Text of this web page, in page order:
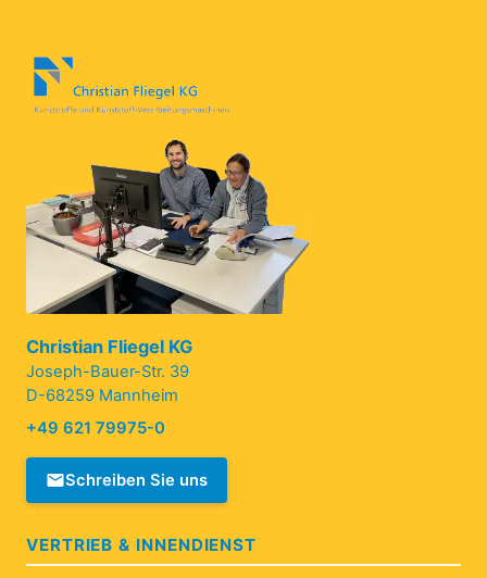
Christian Fliegel KG
Joseph-Bauer-Str. 39
D-68259 Mannheim
+49 621 79975-0
Schreiben Sie uns
VERTRIEB & INNENDIENST